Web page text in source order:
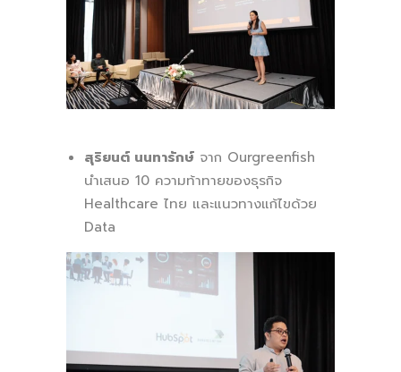
สุริยนต์ นนทารักษ์ จาก Ourgreenfish
นำเสนอ 10 ความท้าทายของธุรกิจ
Healthcare ไทย และแนวทางแก้ไขด้วย
Data